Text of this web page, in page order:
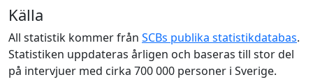
Källa
All statistik kommer från SCBs publika statistikdatabas.
Statistiken uppdateras årligen och baseras till stor del
på intervjuer med cirka 700 000 personer i Sverige.